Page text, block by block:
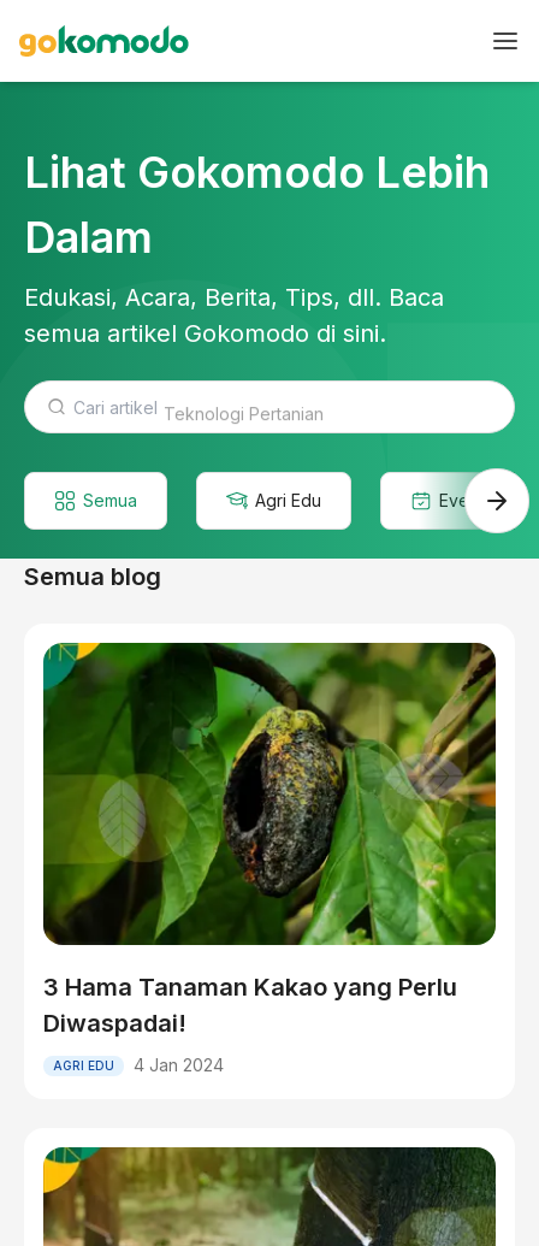
Lihat Gokomodo Lebih
Dalam
Edukasi, Acara, Berita, Tips, dll. Baca
semua artikel Gokomodo di sini.
Teknologi Pertanian
Semua Agri Edu Event
Semua blog
3 Hama Tanaman Kakao yang Perlu
Diwaspadai!
AGRI EDU 4 Jan 2024